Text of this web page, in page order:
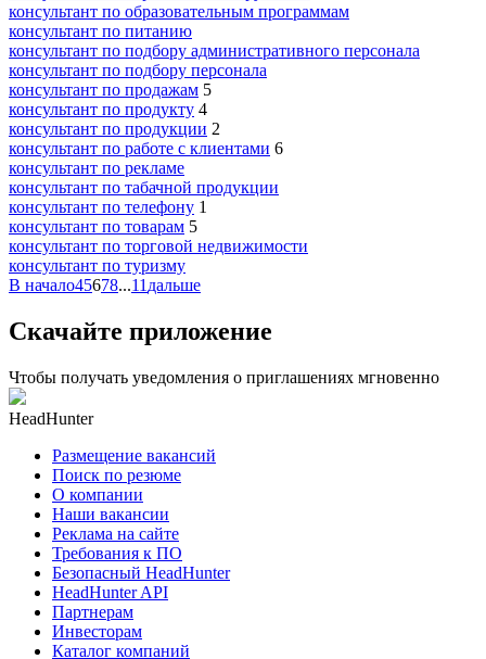
консультант по образовательным программам
консультант по питанию
консультант по подбору административного персонала
консультант по подбору персонала
консультант по продажам 5
консультант по продукту 4
консультант по продукции 2
консультант по работе с клиентами 6
консультант по рекламе
консультант по табачной продукции
консультант по телефону 1
консультант по товарам 5
консультант по торговой недвижимости
консультант по туризму
В начало45678...11 дальше
Скачайте приложение
Чтобы получать уведомления о приглашениях мгновенно
HeadHunter
Размещение вакансий
Поиск по резюме
О компании
Наши вакансии
Реклама на сайте
Требования к ПО
Безопасный HeadHunter
HeadHunter API
Партнерам
Инвесторам
Каталог компаний